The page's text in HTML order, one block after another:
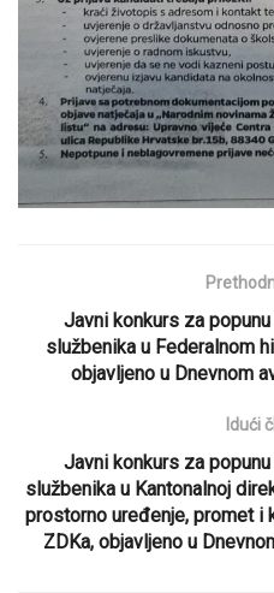
Javni konkurs za
službenika u Federalnom
objavljeno u Dnevnom
Idući
Javni konkurs za
službenika u Kantonalnoj
prostorno uređenje, promet i
ZDKa, objavljeno u